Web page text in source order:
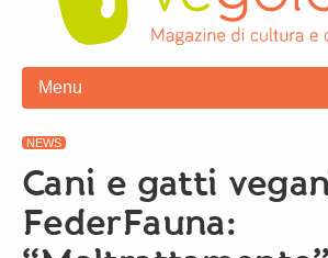
Menu
NEWS
Cani e gatti
FederFauna: